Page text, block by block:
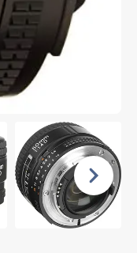
Nächste